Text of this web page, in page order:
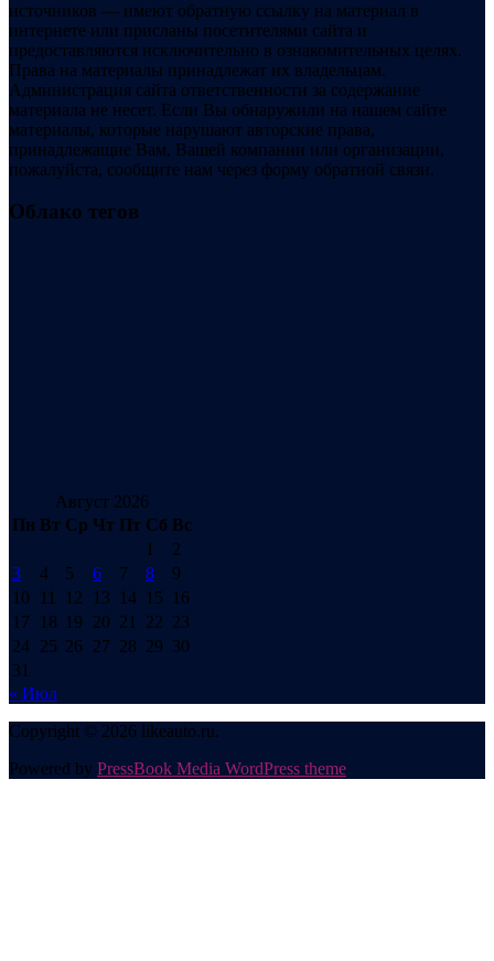
источников — имеют обратную ссылку на материал в
интернете или присланы посетителями сайта и
предоставляются исключительно в ознакомительных целях.
Права на материалы принадлежат их владельцам.
Администрация сайта ответственности за содержание
материала не несет. Если Вы обнаружили на нашем сайте
материалы, которые нарушают авторские права,
принадлежащие Вам, Вашей компании или организации,
пожалуйста, сообщите нам через форму обратной связи.
Облако тегов
Август 2026
Пн Вт Ср Чт Пт Сб Вс
1
2
3
4 5 6 7 8
9
10
11 12 13 14 15
16
17
18 19 20 21 22 23
24 25 26 27 28 29 30
31
« Июл
Copyright © 2026 likeauto.ru.
Powered by PressBook Media WordPress theme